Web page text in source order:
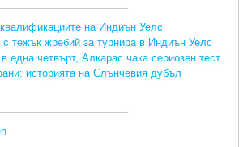
на Индиън Уелс
с тежък жребий за турнира в Индиън Уелс
една четвърт, Алкарас чака сериозен тест
историята на Слънчевия дубъл